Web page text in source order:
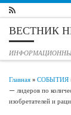
Перейти к
ВЕСТНИК
Главная»СОБЫТИЯ
— лидеров по
изобретателей и